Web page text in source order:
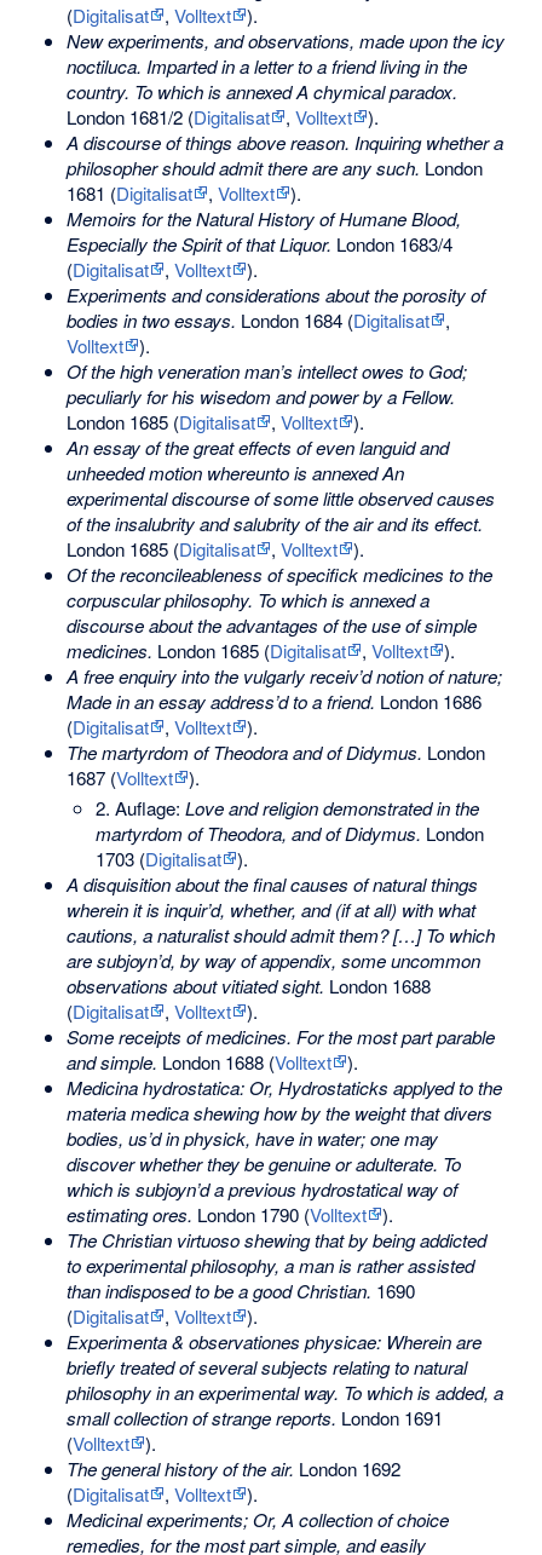
(Digitalisat , Volltext
).
New experiments, and observations, made upon the icy
noctiluca. Imparted in a letter to a friend living in the
country. To which is annexed A chymical paradox.
London 1681/2 (Digitalisat , Volltext
).
A discourse of things above reason. Inquiring whether a
philosopher should admit there are any such. London
1681 (Digitalisat , Volltext
).
Memoirs for the Natural History of Humane Blood,
Especially the Spirit of that Liquor. London 1683/4
(Digitalisat , Volltext
).
Experiments and considerations about the porosity of
bodies in two essays. London 1684 (Digitalisat
,
Volltext
).
Of the high veneration man’s intellect owes to God;
peculiarly for his wisedom and power by a Fellow.
London 1685 (Digitalisat , Volltext
).
An essay of the great effects of even languid and
unheeded motion whereunto is annexed An
experimental discourse of some little observed causes
of the insalubrity and salubrity of the air and its effect.
London 1685 (Digitalisat , Volltext
).
Of the reconcileableness of specifick medicines to the
corpuscular philosophy. To which is annexed a
discourse about the advantages of the use of simple
medicines. London 1685 (Digitalisat , Volltext
).
A free enquiry into the vulgarly receiv’d notion of nature;
Made in an essay address’d to a friend. London 1686
(Digitalisat , Volltext
).
The martyrdom of Theodora and of Didymus. London
1687 (Volltext
).
2. Auflage:Love and religion demonstrated in the
martyrdom of Theodora, and of Didymus. London
1703 (Digitalisat
).
A disquisition about the final causes of natural things
wherein it is inquir’d, whether, and (if at all) with what
cautions, a naturalist should admit them? […] To which
are subjoyn’d, by way of appendix, some uncommon
observations about vitiated sight. London 1688
(Digitalisat , Volltext
).
Some receipts of medicines. For the most part parable
and simple. London 1688 (Volltext
).
Medicina hydrostatica: Or, Hydrostaticks applyed to the
materia medica shewing how by the weight that divers
bodies, us’d in physick, have in water; one may
discover whether they be genuine or adulterate. To
which is subjoyn’d a previous hydrostatical way of
estimating ores. London 1790 (Volltext
).
The Christian virtuoso shewing that by being addicted
to experimental philosophy, a man is rather assisted
than indisposed to be a good Christian. 1690
(Digitalisat , Volltext
).
Experimenta & observationes physicae: Wherein are
briefly treated of several subjects relating to natural
philosophy in an experimental way. To which is added, a
small collection of strange reports. London 1691
(Volltext
).
The general history of the air. London 1692
(Digitalisat , Volltext
).
Medicinal experiments; Or, A collection of choice
remedies, for the most part simple, and easily